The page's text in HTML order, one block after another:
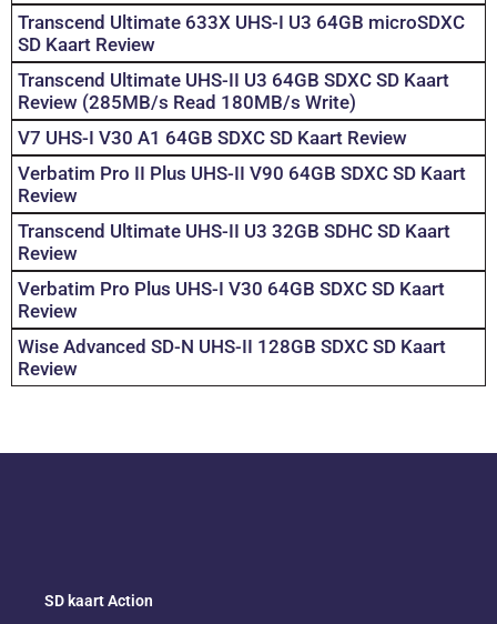
Transcend Ultimate 633X UHS-I U3 64GB microSDXC
SD Kaart Review
Transcend Ultimate UHS-II U3 64GB SDXC SD Kaart
Review (285MB/s Read 180MB/s Write)
V7 UHS-I V30 A1 64GB SDXC SD Kaart Review
Verbatim Pro II Plus UHS-II V90 64GB SDXC SD Kaart
Review
Transcend Ultimate UHS-II U3 32GB SDHC SD Kaart
Review
Verbatim Pro Plus UHS-I V30 64GB SDXC SD Kaart
Review
Wise Advanced SD-N UHS-II 128GB SDXC SD Kaart
Review
SD kaart Action